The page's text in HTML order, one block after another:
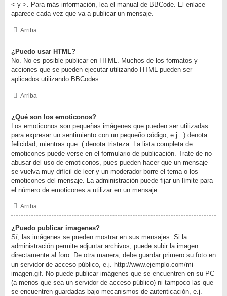
< y >. Para más información, lea el manual de BBCode. El enlace
aparece cada vez que va a publicar un mensaje.
Arriba
¿Puedo usar HTML?
No. No es posible publicar en HTML. Muchos de los formatos y
acciones que se pueden ejecutar utilizando HTML pueden ser
aplicados utilizando BBCodes.
Arriba
¿Qué son los emoticonos?
Los emoticonos son pequeñas imágenes que pueden ser utilizadas
para expresar un sentimiento con un pequeño código, e.j. :) denota
felicidad, mientras que :( denota tristeza. La lista completa de
emoticones puede verse en el formulario de publicación. Trate de no
abusar del uso de emoticonos, pues pueden hacer que un mensaje
se vuelva muy difícil de leer y un moderador borre el tema o los
emoticones del mensaje. La administración puede fijar un límite para
el número de emoticones a utilizar en un mensaje.
Arriba
¿Puedo publicar imagenes?
Sí, las imágenes se pueden mostrar en sus mensajes. Si la
administración permite adjuntar archivos, puede subir la imagen
directamente al foro. De otra manera, debe guardar primero su foto en
un servidor de acceso público, e.j. http://www.ejemplo.com/mi-
imagen.gif. No puede publicar imágenes que se encuentren en su PC
(a menos que sea un servidor de acceso público) ni tampoco las que
se encuentren guardadas bajo mecanismos de autenticación, e.j.